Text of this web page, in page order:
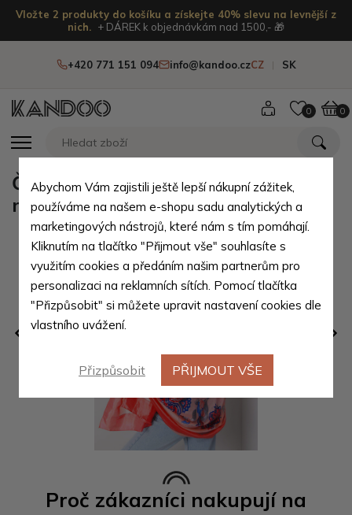
Vložte 2 produkty do košíku a získejte 40% slevu na levnější z
nich.
+ DÁREK k objednávkám nad 1500,- 🎁
+420 771 151 094 info@kandoo.czCZ SK
0 0
Proč zákazníci nakupují na
Červenobéžový dámský šátek s
mandalami Darine
Abychom Vám zajistili ještě lepší nákupní zážitek,
používáme na našem e-shopu sadu analytických a
marketingových nástrojů, které nám s tím pomáhají.
Kliknutím na tlačítko "Přijmout vše" souhlasíte s
využitím cookies a předáním našim partnerům pro
personalizaci na reklamních sítích. Pomocí tlačítka
"Přizpůsobit" si můžete upravit nastavení cookies dle
vlastního uvážení.
Přizpůsobit PŘIJMOUT VŠE